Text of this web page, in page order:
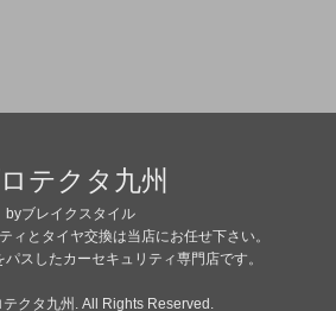
テクタ九州
byブレイクスタイル
ィとタイヤ交換は当店にお任せ下さい。
スしたカーセキュリティ専門店です。
テクタ九州 . All Rights Reserved.